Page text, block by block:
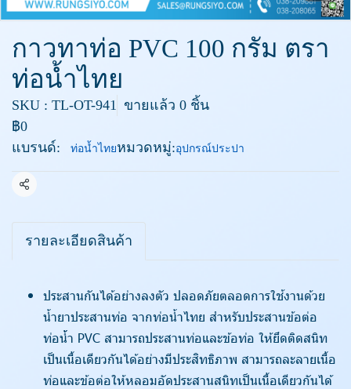
กาวทาท่อ PVC 100 กรัม ตรา
ท่อน้ำไทย
SKU : TL-OT-941 ขายแล้ว 0 ชิ้น
฿0
แบรนด์:
ท่อน้ำไทยหมวดหมู่:อุปกรณ์ประปา
แชร์
รายละเอียดสินค้า
ประสานกันได้อย่างลงตัว ปลอดภัยตลอดการใช้งานด้วย
น้ำยาประสานท่อ จากท่อน้ำไทย สำหรับประสานข้อต่อ
ท่อน้้ำ PVC สามารถประสานท่อและข้อท่อ ให้ยึดติดสนิท
เป็นเนื้อเดียวกันได้อย่างมีประสิทธิภาพ สามารถละลายเนื้อ
ท่อและข้อต่อให้หลอมอัดประสานสนิทเป็นเนื้อเดียวกันได้